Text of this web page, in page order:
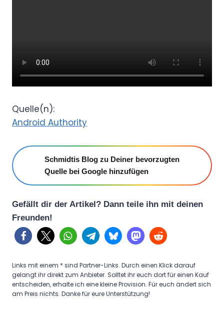
Quelle(n):
Android Authority
Schmidtis Blog zu Deiner bevorzugten
Quelle bei Google hinzufügen
Gefällt dir der Artikel? Dann teile ihn mit deinen
Freunden!
Links mit einem * sind Partner-Links. Durch einen Klick darauf
gelangt ihr direkt zum Anbieter. Solltet ihr euch dort für einen Kauf
entscheiden, erhalte ich eine kleine Provision. Für euch ändert sich
am Preis nichts. Danke für eure Unterstützung!